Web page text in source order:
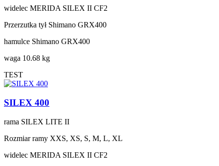
widelec MERIDA SILEX II CF2
Przerzutka tył Shimano GRX400
hamulce Shimano GRX400
waga 10.68 kg
TEST
SILEX 400
rama SILEX LITE II
Rozmiar ramy XXS, XS, S, M, L, XL
widelec MERIDA SILEX II CF2